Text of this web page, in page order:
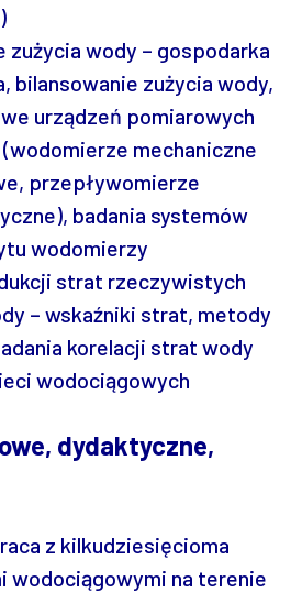
zużycia wody – gospodarka
bilansowanie zużycia wody,
urządzeń pomiarowych
mechaniczne
przepływomierze
badania systemów
wodomierzy
strat rzeczywistych
– wskaźniki strat, metody
korelacji strat wody
wodociągowych
dydaktyczne,
z kilkudziesięcioma
wodociągowymi na terenie